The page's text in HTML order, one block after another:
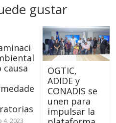
gustar
causa
4, 2023
OGTIC,
ADIDE y
CONADIS se
unen para
impulsar la